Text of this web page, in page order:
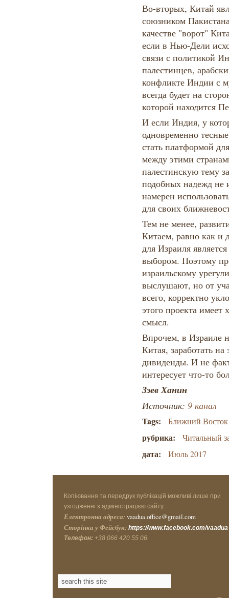
Во-вторых, Китай
союзником
качестве "ворот"
если в Нью-Дели
связи с политикой
палестинцев,
конфликте Индии с
всегда будет на
которой находится
И если Индия, у
одновременно
стать платформой
между этими
палестинскую тему
подобных надежд не
намерен
для своих
Тем не менее,
Китаем, равно как и
для Израиля
выбором. Поэтому
израильскому
выслушают, но от
всего, корректно
этого проекта имеет
смысл.
Впрочем, в Израиле
Китая, заработать
дивиденды. И не
интересует что-то
Зэев Ханин
Источник: 9 канал
Tags: Ближний Восток
рубрика: Читальный
дата: Июль 2017
Копіювання та передрук публікацій можливі лише при
узгодженні з адміністрацією сайту.
Електронна адреса: vaadua.office@gmail.com
Сторінка у Фейсбук: https://www.facebook.com/vaadua
Телефон: +38 066 420 55 06.